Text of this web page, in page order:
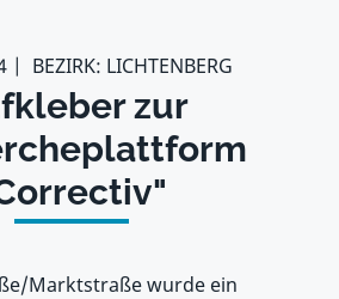
BEZIRK: LICHTENBERG
zur
Marktstraße wurde ein